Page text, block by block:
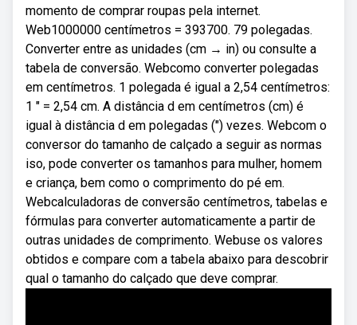
momento de comprar roupas pela internet.
Web1000000 centímetros = 393700. 79 polegadas.
Converter entre as unidades (cm → in) ou consulte a
tabela de conversão. Webcomo converter polegadas
em centímetros. 1 polegada é igual a 2,54 centímetros:
1 ″ = 2,54 cm. A distância d em centímetros (cm) é
igual à distância d em polegadas (″) vezes. Webcom o
conversor do tamanho de calçado a seguir as normas
iso, pode converter os tamanhos para mulher, homem
e criança, bem como o comprimento do pé em.
Webcalculadoras de conversão centímetros, tabelas e
fórmulas para converter automaticamente a partir de
outras unidades de comprimento. Webuse os valores
obtidos e compare com a tabela abaixo para descobrir
qual o tamanho do calçado que deve comprar.